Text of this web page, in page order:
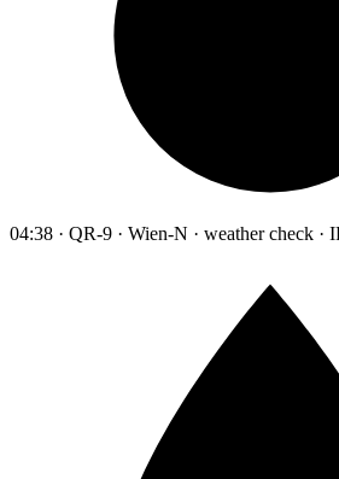
04:38 · QR-9 · Wien-N · weather check ·